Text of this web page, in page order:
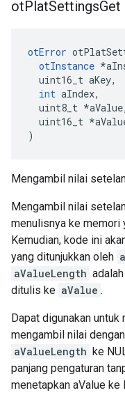
otPlatSettingsGet
otError
otInstance *
uint16_t aKey,
int aIndex,
uint8_t *aValue,
uint16_t *
)
Mengambil nilai
Mengambil nilai
menulisnya ke memori
Kemudian, kode ini
yang ditunjukkan oleh
aValueLength
ditulis ke aValue .
Dapat digunakan
mengambil nilai
aValueLength ke
panjang pengaturan
menetapkan aValue ke